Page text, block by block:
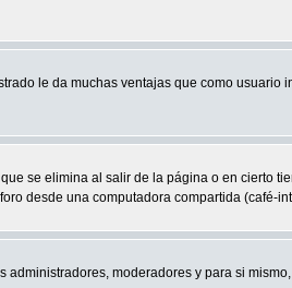
le da muchas ventajas que como
se elimina al salir de la página o en cierto
desde una computadora compartida (café-
administradores, moderadores y para si